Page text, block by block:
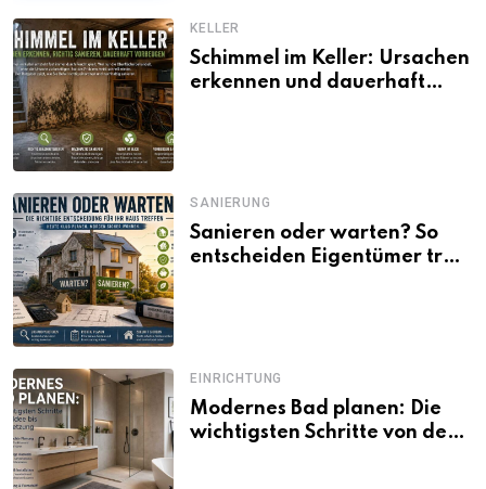
KELLER
Schimmel im Keller: Ursachen
erkennen und dauerhaft
SANIERUNG
Sanieren oder warten? So
entscheiden Eigentümer trotz
EINRICHTUNG
Modernes Bad planen: Die
wichtigsten Schritte von der